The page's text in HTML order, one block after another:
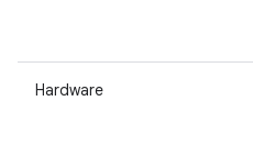
Hardware